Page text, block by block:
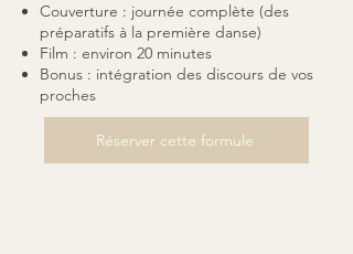
Couverture : journée complète (des
préparatifs à la première danse)
Film : environ 20 minutes
Bonus : intégration des discours de vos
proches
Réserver cette formule